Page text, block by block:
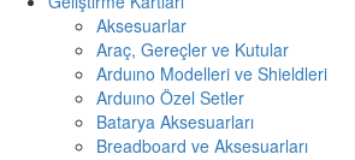
Aksesuarlar
Araç, Gereçler ve Kutular
Arduıno Modelleri ve Shieldleri
Arduıno Özel Setler
Batarya Aksesuarları
Breadboard ve Aksesuarları